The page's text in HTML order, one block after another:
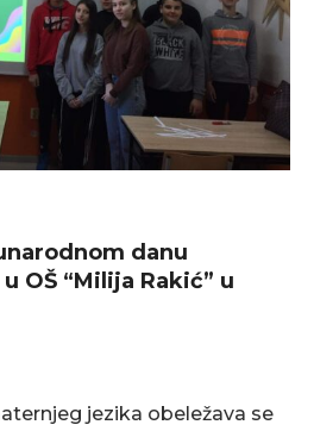
danu
OŠ “Milija Rakić” u
jezika obeležava se